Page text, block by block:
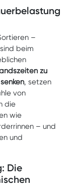
–
beim
zu
, setzen
von
die
wie
– und
und
Die